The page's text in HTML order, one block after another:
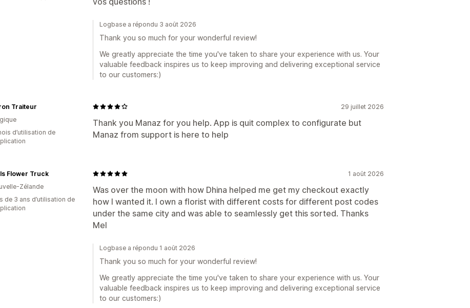
Logbase a répondu 3 août 2026
Thank you so much for your wonderful review!
We greatly appreciate the time you've taken to share your experience with us. Your
valuable feedback inspires us to keep improving and delivering exceptional service
to our customers:)
29 juillet 2026
Thank you Manaz for you help. App is quit complex to configurate but
Manaz from support is here to help
Traiteur
d’utilisation de
1 août 2026
Was over the moon with how Dhina helped me get my checkout exactly
how I wanted it. I own a florist with different costs for different post codes
under the same city and was able to seamlessly get this sorted. Thanks
Mel
Flower Truck
Zélande
de 3 ans d’utilisation de
Logbase a répondu 1 août 2026
Thank you so much for your wonderful review!
We greatly appreciate the time you've taken to share your experience with us. Your
valuable feedback inspires us to keep improving and delivering exceptional service
to our customers:)